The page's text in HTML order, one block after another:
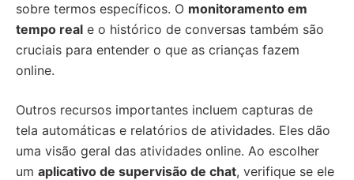
sobre termos específicos. O monitoramento em
tempo real e o histórico de conversas também são
cruciais para entender o que as crianças fazem
online.
Outros recursos importantes incluem capturas de
tela automáticas e relatórios de atividades. Eles dão
uma visão geral das atividades online. Ao escolher
um aplicativo de supervisão de chat, verifique se ele